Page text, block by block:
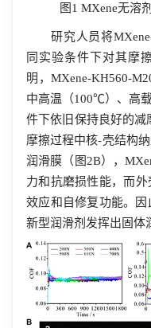
图1 MXene无溶
研究人员将
同实验条件下对其摩
明，MXene-KH560-
中高温（100℃）、高
件下依旧保持良好的减
摩擦过程中核-壳结构
润滑膜（图2B），
力和抗磨损性能，而
效应和自修复功能。因
新型润滑剂发挥出固体